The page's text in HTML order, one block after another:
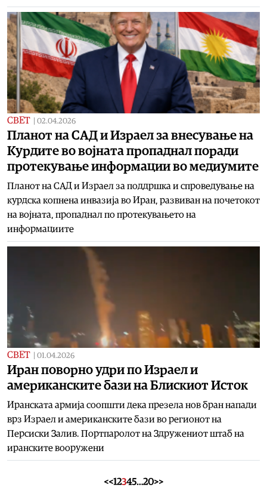
СВЕТ 02.04.2026
Планот на САД и Израел за внесување на
Курдите во војната пропаднал поради
протекување информации во медиумите
Планот на САД и Израел за поддршка и спроведување на
курдска копнена инвазија во Иран, развиван на почетокот
на војната, пропаднал по протекувањето на
информациите
СВЕТ 01.04.2026
Иран поворно удри по Израел и
американските бази на Блискиот Исток
Иранската армија соопшти дека презела нов бран напади
врз Израел и американските бази во регионот на
Персиски Залив. Портпаролот на Здружениот штаб на
иранските вооружени
<<12345…20>>